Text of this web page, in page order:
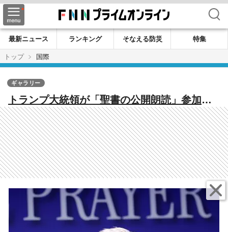
検索
最新ニュース ランキング そなえる防災
特集
トップ
国際
トランプ大統領が「聖書の公開朗読」参加
へ ローマ教皇との対立から一転 “現代版・
カノッサの屈辱”か
ギャラリー